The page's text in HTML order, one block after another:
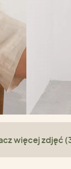
więcej zdjęć